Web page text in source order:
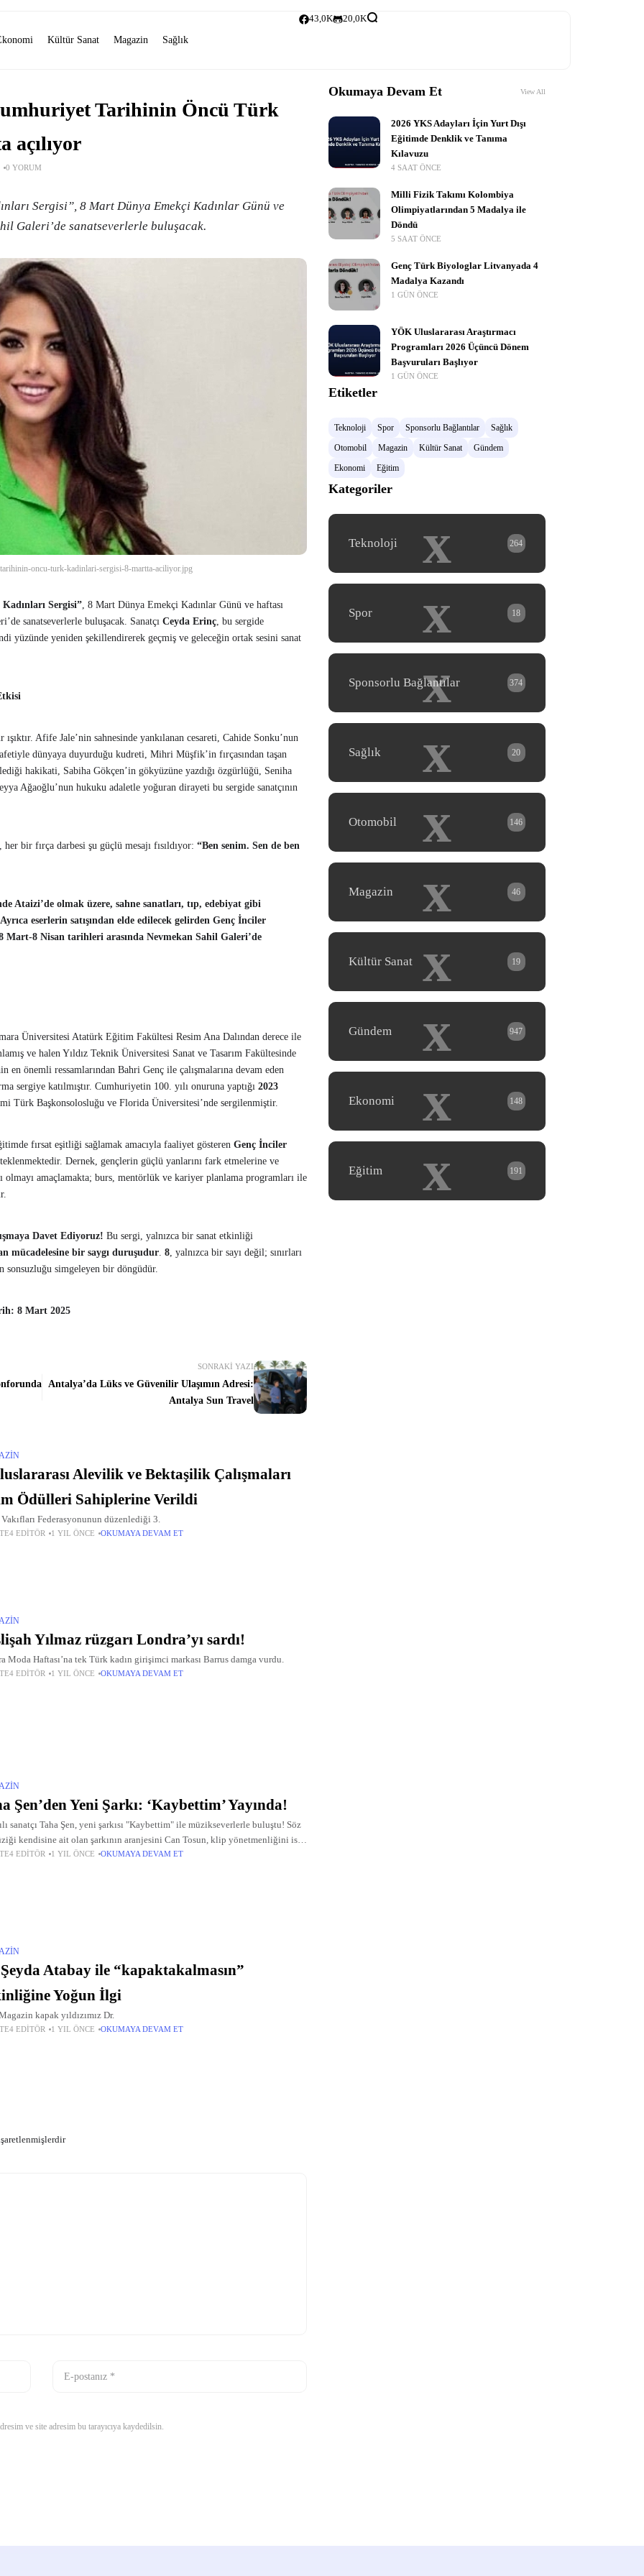
Kültür Sanat Magazin Sağlık
43,0K 20,0K
Tarihinin Öncü Türk
açılıyor
0 YORUM
Sergisi”, 8 Mart Dünya Emekçi Kadınlar Günü ve
Galeri’de sanatseverlerle buluşacak.
oncu-turk-kadinlari-sergisi-8-martta-aciliyor.jpg
Sergisi”, 8 Mart Dünya Emekçi Kadınlar Günü ve haftası
sanatseverlerle buluşacak. Sanatçı Ceyda Erinç, bu sergide
yüzünde yeniden şekillendirerek geçmiş ve geleceğin ortak sesini sanat
Afife Jale’nin sahnesinde yankılanan cesareti, Cahide Sonku’nun
dünyaya duyurduğu kudreti, Mihri Müşfik’in fırçasından taşan
hakikati, Sabiha Gökçen’in gökyüzüne yazdığı özgürlüğü, Seniha
Ağaoğlu’nun hukuku adaletle yoğuran dirayeti bu sergide sanatçının
bir fırça darbesi şu güçlü mesajı fısıldıyor: “Ben senim. Sen de ben
Ataizi’de olmak üzere, sahne sanatları, tıp, edebiyat gibi
eserlerin satışından elde edilecek gelirden Genç İnciler
Mart-8 Nisan tarihleri arasında Nevmekan Sahil Galeri’de
Üniversitesi Atatürk Eğitim Fakültesi Resim Ana Dalından derece ile
ve halen Yıldız Teknik Üniversitesi Sanat ve Tasarım Fakültesinde
önemli ressamlarından Bahri Genç ile çalışmalarına devam eden
sergiye katılmıştır. Cumhuriyetin 100. yılı onuruna yaptığı 2023
Türk Başkonsolosluğu ve Florida Üniversitesi’nde sergilenmiştir.
fırsat eşitliği sağlamak amacıyla faaliyet gösteren Genç İnciler
Dernek, gençlerin güçlü yanlarını fark etmelerine ve
olmayı amaçlamakta; burs, mentörlük ve kariyer planlama programları ile
Davet Ediyoruz! Bu sergi, yalnızca bir sanat etkinliği
mücadelesine bir saygı duruşudur. 8, yalnızca bir sayı değil; sınırları
sonsuzluğu simgeleyen bir döngüdür.
8 Mart 2025
SONRAKI YAZI
Antalya’da Lüks ve Güvenilir Ulaşımın Adresi:
Antalya Sun Travel
Alevilik ve Bektaşilik Çalışmaları
Ödülleri Sahiplerine Verildi
Federasyonunun düzenlediği 3.
EDITÖR 1 YIL ÖNCE OKUMAYA DEVAM ET
Yılmaz rüzgarı Londra’yı sardı!
Moda Haftası’na tek Türk kadın girişimci markası Barrus damga vurdu.
EDITÖR 1 YIL ÖNCE OKUMAYA DEVAM ET
Şen’den Yeni Şarkı: ‘Kaybettim’ Yayında!
sanatçı Taha Şen, yeni şarkısı "Kaybettim" ile müzikseverlerle buluştu! Söz
kendisine ait olan şarkının aranjesini Can Tosun, klip yönetmenliğini ise
üstlendi.
EDITÖR 1 YIL ÖNCE OKUMAYA DEVAM ET
Atabay ile “kapaktakalmasın”
Yoğun İlgi
kapak yıldızımız Dr.
EDITÖR 1 YIL ÖNCE OKUMAYA DEVAM ET
ve site adresim bu tarayıcıya kaydedilsin.
Okumaya Devam Et View All
2026 YKS Adayları İçin Yurt Dışı
Eğitimde Denklik ve Tanıma
Kılavuzu
4 SAAT ÖNCE
Milli Fizik Takımı Kolombiya
Olimpiyatlarından 5 Madalya ile
Döndü
5 SAAT ÖNCE
Genç Türk Biyologlar Litvanyada 4
Madalya Kazandı
1 GÜN ÖNCE
YÖK Uluslararası Araştırmacı
Programları 2026 Üçüncü Dönem
Başvuruları Başlıyor
1 GÜN ÖNCE
Etiketler
Teknoloji Spor Sponsorlu Bağlantılar
Sağlık
Otomobil
Magazin Kültür Sanat
Gündem
Ekonomi
Eğitim
Kategoriler
x
Teknoloji 264
x
Spor 18
x
Sponsorlu Bağlantılar 374
x
Sağlık 20
x
Otomobil 146
x
Magazin 46
x
Kültür Sanat 19
x
Gündem 947
x
Ekonomi 148
x
Eğitim 191